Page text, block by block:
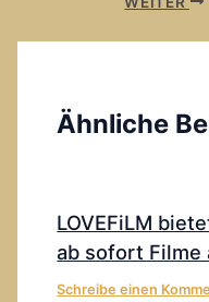
Ähnliche
LOVEFiLM
ab sofort Filme
Schreibe einen